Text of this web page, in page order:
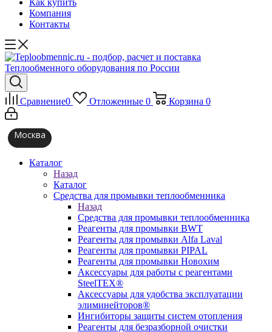
Как купить
Компания
Контакты
Сравнение0 Отложенные 0 Корзина 0
Москва
Каталог
Назад
Каталог
Средства для промывки теплообменника
Назад
Средства для промывки теплообменника
Реагенты для промывки BWT
Реагенты для промывки Alfa Laval
Реагенты для промывки PIPAL
Реагенты для промывки Новохим
Аксессуары для работы с реагентами
SteelTEX®
Аксессуары для удобства эксплуатации
элиминейторов®
Ингибиторы защиты систем отопления
Реагенты для безразборной очистки